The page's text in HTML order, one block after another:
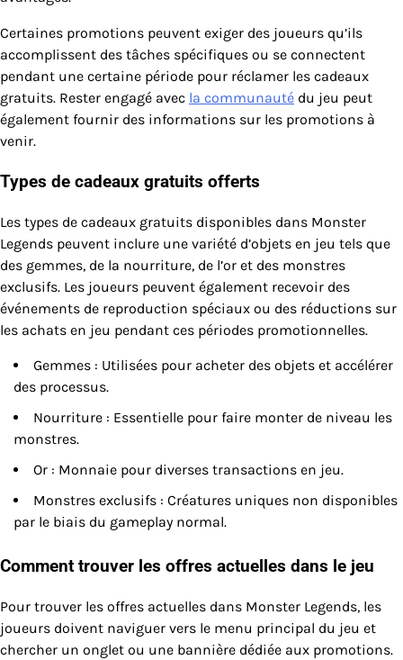
Certaines promotions peuvent exiger des joueurs qu’ils
accomplissent des tâches spécifiques ou se connectent
pendant une certaine période pour réclamer les cadeaux
gratuits. Rester engagé avec la communauté du jeu peut
également fournir des informations sur les promotions à
venir.
Types de cadeaux gratuits offerts
Les types de cadeaux gratuits disponibles dans Monster
Legends peuvent inclure une variété d’objets en jeu tels que
des gemmes, de la nourriture, de l’or et des monstres
exclusifs. Les joueurs peuvent également recevoir des
événements de reproduction spéciaux ou des réductions sur
les achats en jeu pendant ces périodes promotionnelles.
Gemmes : Utilisées pour acheter des objets et accélérer
des processus.
Nourriture : Essentielle pour faire monter de niveau les
monstres.
Or : Monnaie pour diverses transactions en jeu.
Monstres exclusifs : Créatures uniques non disponibles
par le biais du gameplay normal.
Comment trouver les offres actuelles dans le jeu
Pour trouver les offres actuelles dans Monster Legends, les
joueurs doivent naviguer vers le menu principal du jeu et
chercher un onglet ou une bannière dédiée aux promotions.